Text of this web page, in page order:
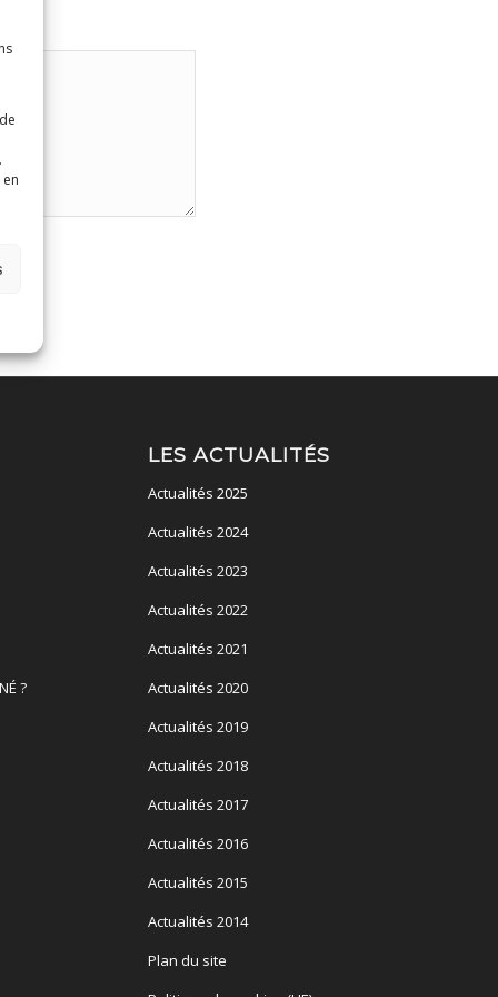
?
LES ACTUALITÉS
Actualités 2025
Actualités 2024
Actualités 2023
Actualités 2022
Actualités 2021
Actualités 2020
Actualités 2019
Actualités 2018
Actualités 2017
Actualités 2016
Actualités 2015
Actualités 2014
Plan du site